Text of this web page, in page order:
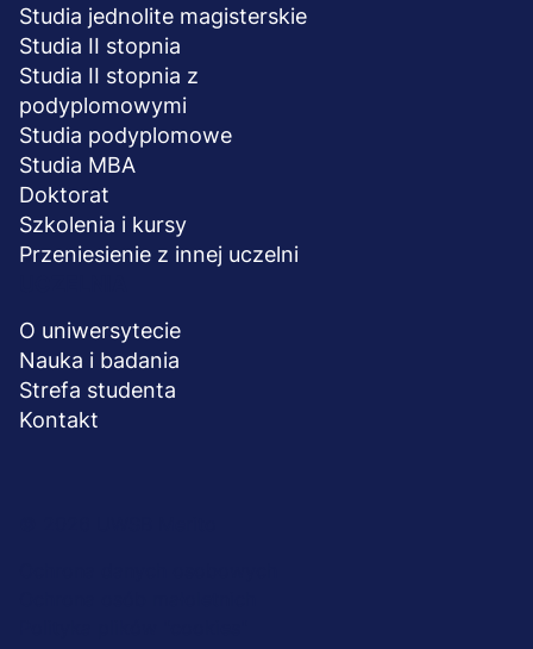
Studia jednolite magisterskie
Studia II stopnia
Studia II stopnia z
podyplomowymi
Studia podyplomowe
Studia MBA
Doktorat
Szkolenia i kursy
Przeniesienie z innej uczelni
O uniwersytecie
Nauka i badania
Strefa studenta
Kontakt